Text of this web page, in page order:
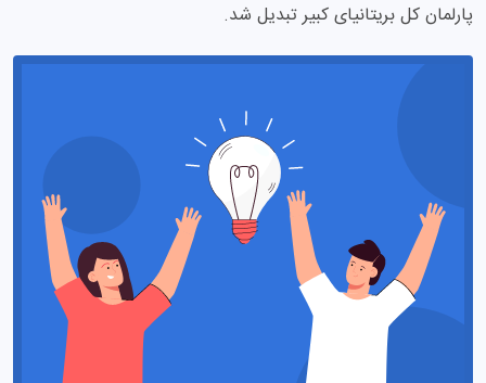
پارلمان کل بریتانیای کبیر تبدیل شد.